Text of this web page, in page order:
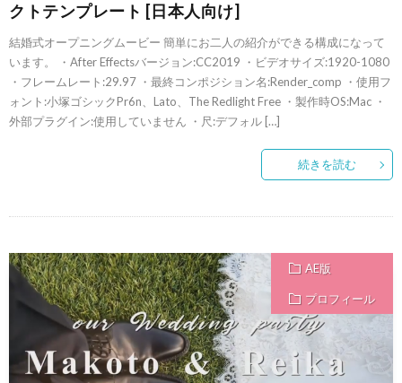
クトテンプレート [日本人向け]
結婚式オープニングムービー 簡単にお二人の紹介ができる構成になって
います。 ・After Effectsバージョン:CC2019 ・ビデオサイズ:1920-1080
・フレームレート:29.97 ・最終コンポジション名:Render_comp ・使用フ
ォント:小塚ゴシックPr6n、Lato、The Redlight Free ・製作時OS:Mac ・
外部プラグイン:使用していません ・尺:デフォル […]
続きを読む
AE版
プロフィール